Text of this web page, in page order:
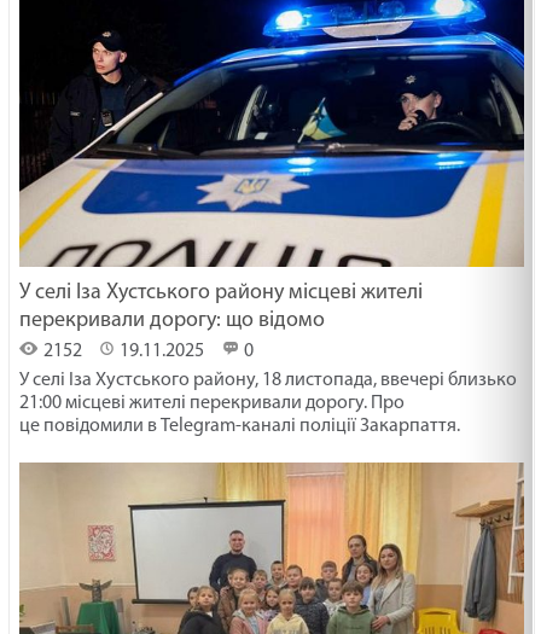
У селі Іза Хустського району місцеві жителі
перекривали дорогу: що відомо
2152 19.11.2025
0
У селі Іза Хустського району, 18 листопада, ввечері близько
21:00 місцеві жителі перекривали дорогу. Про
це повідомили в Telegram-каналі поліції Закарпаття.